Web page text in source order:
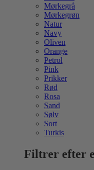
Mørkegrå
Mørkegrøn
Natur
Navy
Oliven
Orange
Petrol
Pink
Prikker
Rød
Rosa
Sand
Sølv
Sort
Turkis
Filtrer efter